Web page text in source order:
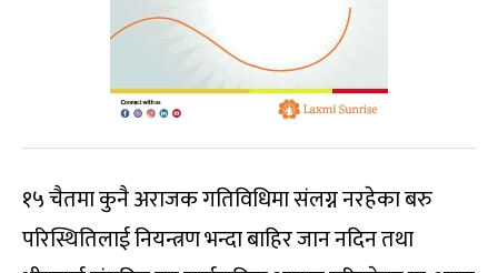
१५ चैतमा कुनै अराजक गतिविधिमा संलग्न नरहेका बरु
परिस्थितिलाई नियन्त्रण भन्दा बाहिर जान नदिन तथा